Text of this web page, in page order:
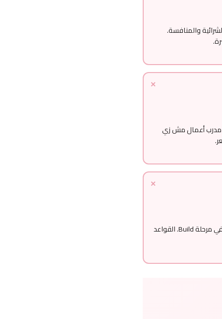
والمنافسة.
مدرب أعمال مش زي
حد في مرحلة Scale مختلف عن حد في مرحلة Build. القواعد